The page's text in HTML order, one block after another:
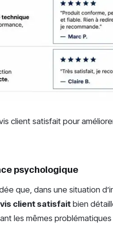
client satisfait pour
psychologique
que, dans une situation
client satisfaitbien
les mêmes